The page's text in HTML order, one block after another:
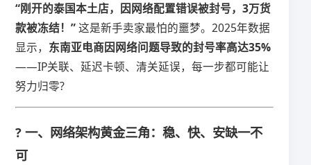
​“刚开的泰国本土店，因网络配置错误被封号，3万货
款被冻结！”​​ 这是新手卖家最怕的噩梦。2025年数据
显示，​ ​东南亚电商因网络问题导致的封号率高达35%​
——IP关联、延迟卡顿、清关延误，每一步都可能让
努力归零?
? 一、网络架构黄金三角：稳、快、安缺一不
可